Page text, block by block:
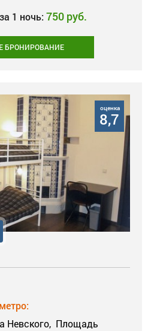
1 ночь: 750 руб.
БРОНИРОВАНИЕ
оценка
8,7
Невского, Площадь